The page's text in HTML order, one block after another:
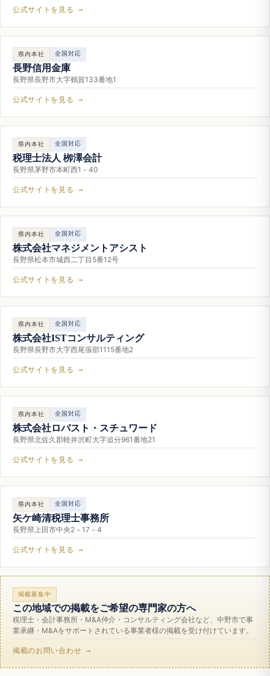
公式サイトを見る →
県内本社 全国対応
長野信用金庫
長野県長野市大字鶴賀133番地1
公式サイトを見る →
県内本社 全国対応
税理士法人 栁澤会計
長野県茅野市本町西1－40
公式サイトを見る →
県内本社 全国対応
株式会社マネジメントアシスト
長野県松本市城西二丁目5番12号
公式サイトを見る →
県内本社 全国対応
株式会社ISTコンサルティング
長野県長野市大字西尾張部1115番地2
公式サイトを見る →
県内本社 全国対応
株式会社ロバスト・スチュワード
長野県北佐久郡軽井沢町大字追分961番地21
公式サイトを見る →
県内本社 全国対応
矢ケ崎清税理士事務所
長野県上田市中央2－17－4
公式サイトを見る →
掲載募集中
この地域での掲載をご希望の専門家の方へ
税理士・会計事務所・M&A仲介・コンサルティング会社など、中野市で事
業承継・M&Aをサポートされている事業者様の掲載を受け付けています。
掲載のお問い合わせ →